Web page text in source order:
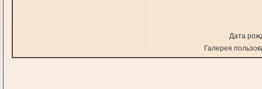
Дата
Галерея